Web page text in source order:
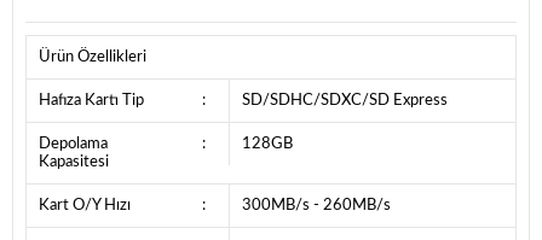
Ürün Özellikleri
Hafıza Kartı Tip : SD/SDHC/SDXC/SD Express
Depolama
Kapasitesi
: 128GB
Kart O/Y Hızı : 300MB/s - 260MB/s